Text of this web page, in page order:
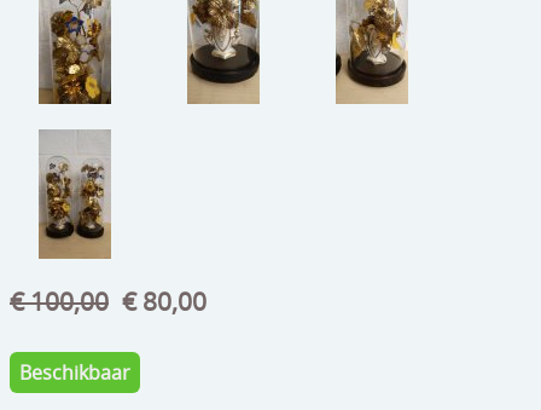
glaswerk
lamp/luchter
speelgoed
zilverwerk
klokken
boeken
€ 100,00 € 80,00
Beschikbaar